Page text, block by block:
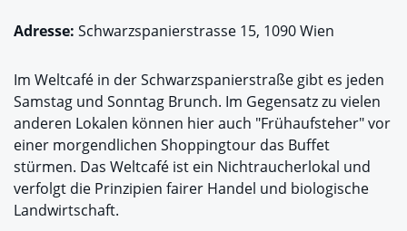
Adresse: Schwarzspanierstrasse 15, 1090 Wien
Im Weltcafé in der Schwarzspanierstraße gibt es jeden
Samstag und Sonntag Brunch. Im Gegensatz zu vielen
anderen Lokalen können hier auch "Frühaufsteher" vor
einer morgendlichen Shoppingtour das Buffet
stürmen. Das Weltcafé ist ein Nichtraucherlokal und
verfolgt die Prinzipien fairer Handel und biologische
Landwirtschaft.